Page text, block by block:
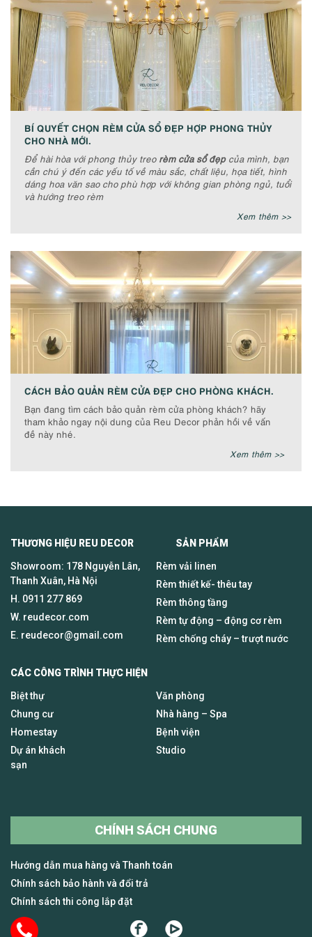
BÍ QUYẾT CHỌN RÈM CỬA SỔ ĐẸP HỢP PHONG THỦY
CHO NHÀ MỚI.
Để hài hòa với phong thủy treo rèm cửa sổ đẹpcủa mình, bạn
cần chú ý đến các yếu tố về màu sắc, chất liệu, họa tiết, hình
dáng hoa văn sao cho phù hợp với không gian phòng ngủ, tuổi
và hướng treo rèm
Xem thêm >>
CÁCH BẢO QUẢN RÈM CỬA ĐẸP CHO PHÒNG KHÁCH.
Bạn đang tìm cách bảo quản rèm cửa phòng khách? hãy
tham khảo ngay nội dung của Reu Decor phản hồi về vấn
đề này nhé.
Xem thêm >>
THƯƠNG HIỆU REU DECOR SẢN PHẨM
Showroom: 178 Nguyễn Lân,
Thanh Xuân, Hà Nội
H. 0911 277 869
W. reudecor.com
E. reudecor@gmail.com
Rèm vải linen
Rèm thiết kế- thêu tay
Rèm thông tầng
Rèm tự động – động cơ rèm
Rèm chống cháy – trượt nước
CÁC CÔNG TRÌNH THỰC HIỆN
Biệt thự
Chung cư
Homestay
Dự án khách
sạn
Văn phòng
Nhà hàng – Spa
Bệnh viện
Studio
CHÍNH SÁCH CHUNG
Hướng dẫn mua hàng và Thanh toán
Chính sách bảo hành và đổi trả
Chính sách thi công lắp đặt